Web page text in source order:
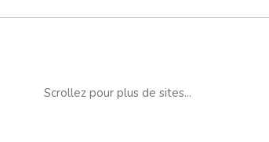
Scrollez pour plus de sites...